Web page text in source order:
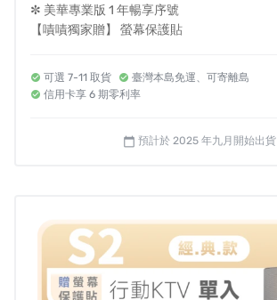
✼ 美華專業版 1 年暢享序號
【嘖嘖獨家贈】 螢幕保護貼
可選 7-11 取貨
臺灣本島免運、可寄離島
信用卡享 6 期零利率
calendar_today 預計於 2025 年九月開始出貨